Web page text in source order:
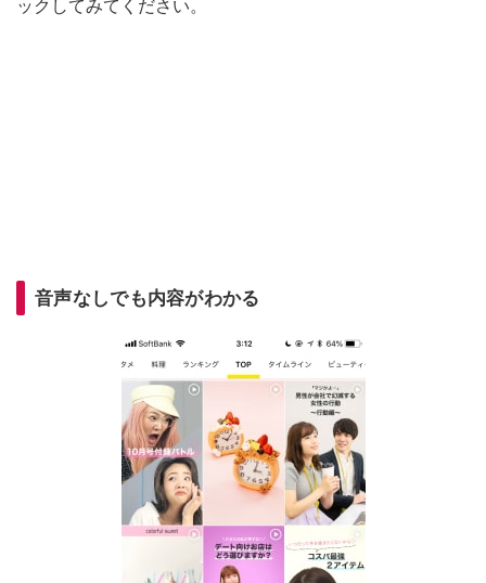
ックしてみてください。
音声なしでも内容がわかる